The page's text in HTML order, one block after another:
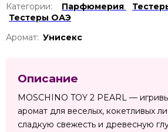
Категории:
Парфюмерия
Тестеры ОАЭ
Аромат: Унисекс
Описание
MOSCHINO TOY 2 PEARL —
аромат для веселых, кокетливых
сладкую свежесть и древесную